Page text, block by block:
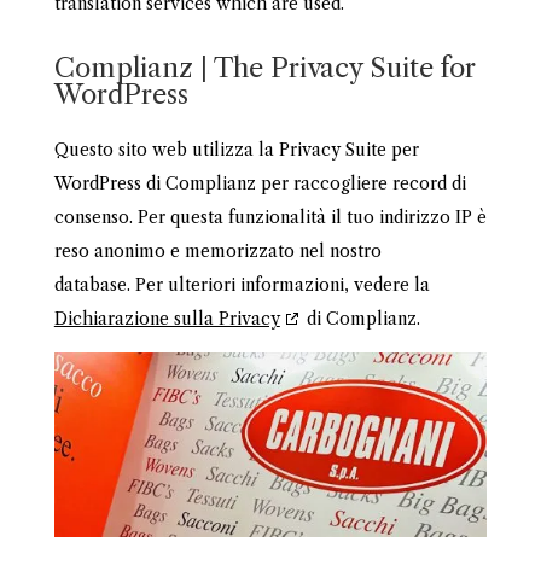
Complianz | The Privacy Suite for
WordPress
Questo sito web utilizza la Privacy Suite per
WordPress di Complianz per raccogliere record di
consenso. Per questa funzionalità il tuo indirizzo IP è
reso anonimo e memorizzato nel nostro
database. Per ulteriori informazioni, vedere la
Dichiarazione sulla Privacy
di Complianz.